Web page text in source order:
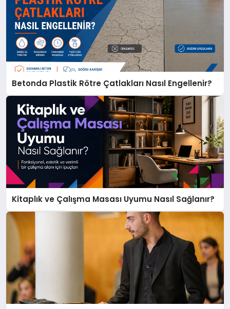
Betonda Plastik Rötre Çatlakları Nasıl Engellenir?
Kitaplık ve Çalışma Masası Uyumu Nasıl Sağlanır?